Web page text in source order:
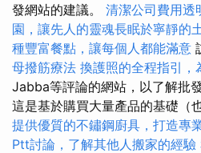
發網站的建議。 清潔公司費用透
園，讓先人的靈魂長眠於寧靜的
種豐富餐點，讓每個人都能滿意
母撥筋療法 換護照的全程指引，
Jabba等評論的網站，以了解批
這是基於購買大量產品的基礎（
提供優質的不鏽鋼廚具，打造專
Ptt討論，了解其他人搬家的經驗